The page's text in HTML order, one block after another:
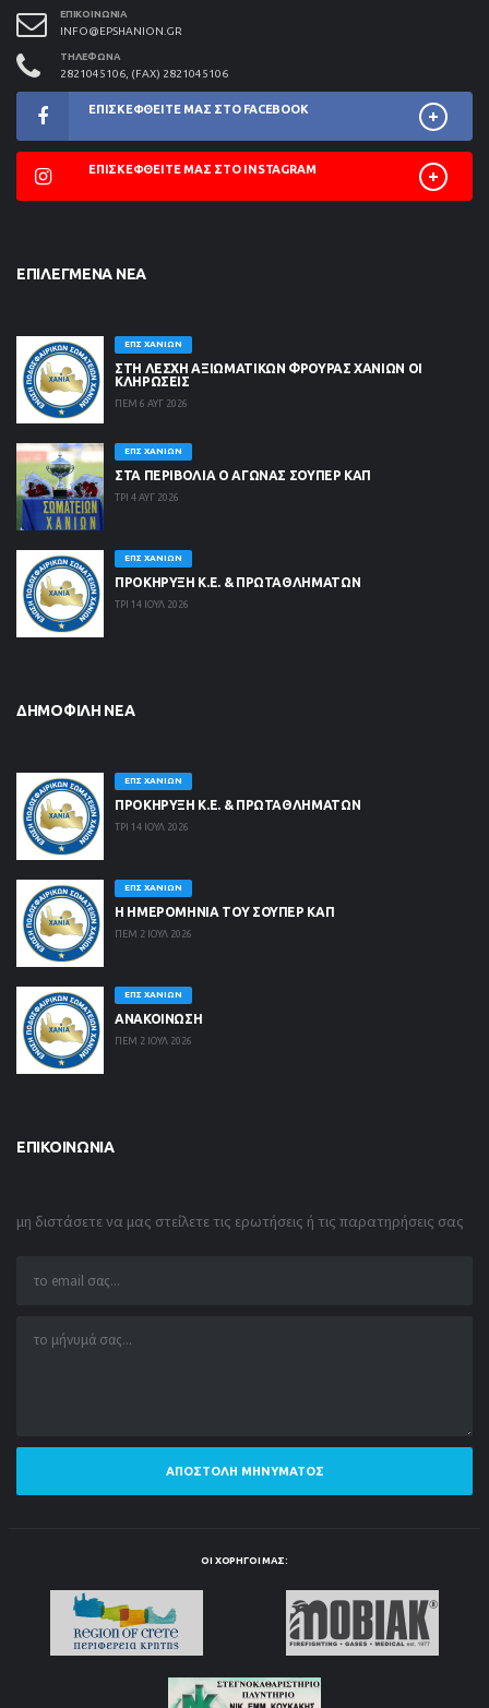
ΕΠΙΚΟΙΝΩΝΊΑ
INFO@EPSHANION.GR
ΤΗΛΈΦΩΝΑ
2821045106, (FAX) 2821045106
ΕΠΙΣΚΕΦΘΕΊΤΕ ΜΑΣ ΣΤΟ FACEBOOK
ΕΠΙΣΚΕΦΘΕΊΤΕ ΜΑΣ ΣΤΟ INSTAGRAM
ΕΠΙΛΕΓΜΈΝΑ ΝΈΑ
ΕΠΣ ΧΑΝΊΩΝ
ΣΤΗ ΛΈΣΧΗ ΑΞΙΩΜΑΤΙΚΏΝ ΦΡΟΥΡΆΣ ΧΑΝΊΩΝ ΟΙ
ΚΛΗΡΏΣΕΙΣ
ΠΕΜ 6 ΑΥΓ 2026
ΕΠΣ ΧΑΝΊΩΝ
ΣΤΑ ΠΕΡΙΒΟΛΙΑ Ο ΑΓΩΝΑΣ ΣΟΥΠΕΡ ΚΑΠ
ΤΡΙ 4 ΑΥΓ 2026
ΕΠΣ ΧΑΝΊΩΝ
ΠΡΟΚΗΡΥΞΗ Κ.Ε. & ΠΡΩΤΑΘΛΗΜΑΤΩΝ
ΤΡΙ 14 ΙΟΥΛ 2026
ΔΗΜΟΦΙΛΉ ΝΈΑ
ΕΠΣ ΧΑΝΊΩΝ
ΠΡΟΚΗΡΥΞΗ Κ.Ε. & ΠΡΩΤΑΘΛΗΜΑΤΩΝ
ΤΡΙ 14 ΙΟΥΛ 2026
ΕΠΣ ΧΑΝΊΩΝ
Η ΗΜΕΡΟΜΗΝΙΑ ΤΟΥ ΣΟΥΠΕΡ ΚΑΠ
ΠΕΜ 2 ΙΟΥΛ 2026
ΕΠΣ ΧΑΝΊΩΝ
ΑΝΑΚΟΙΝΩΣΗ
ΠΕΜ 2 ΙΟΥΛ 2026
ΕΠΙΚΟΙΝΩΝΊΑ
μη διστάσετε να μας στείλετε τις ερωτήσεις ή τις παρατηρήσεις σας
ΑΠΟΣΤΟΛΉ ΜΗΝΎΜΑΤΟΣ
ΟΙ ΧΟΡΗΓΟΊ ΜΑΣ: